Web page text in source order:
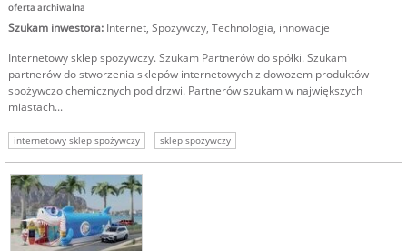
oferta archiwalna
Szukam inwestora: Internet, Spożywczy, Technologia, innowacje
Internetowy sklep spożywczy. Szukam Partnerów do spółki. Szukam
partnerów do stworzenia sklepów internetowych z dowozem produktów
spożywczo chemicznych pod drzwi. Partnerów szukam w największych
miastach...
internetowy sklep spożywczy sklep spożywczy